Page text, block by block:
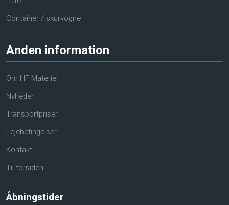
Container / skurvogne
Anden information
Om HF Materiel
Nyheder
Transportpriser
Lejebetingelser
Kontakt
Til forsiden
Åbningstider​